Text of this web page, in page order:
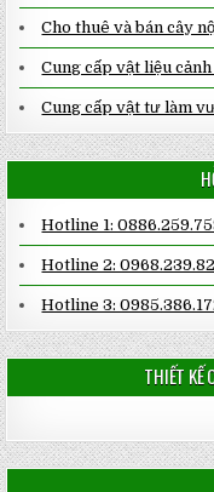
Cho thuê và bán cây
Cung cấp vật liệu
Cung cấp vật tư làm
Hotline 1:
Hotline 2:
Hotline 3:
THIẾT KẾ